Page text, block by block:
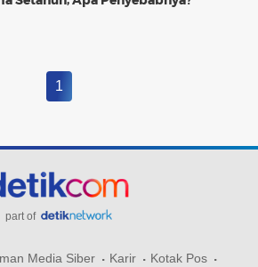
1
part of
Media Siber Karir
Kotak Pos